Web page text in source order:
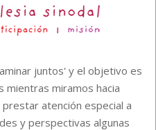
juntos' y el objetivo es
mientras miramos hacia
atención especial a
y perspectivas algunas